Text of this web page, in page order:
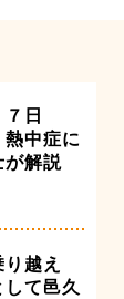
日
中症に
が解説
越え
て邑久